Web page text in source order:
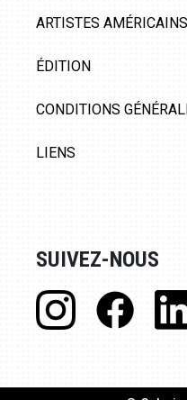
ARTISTES AMÉRICAINS
ÉDITION
CONDITIONS
LIENS
SUIVEZ-NOUS